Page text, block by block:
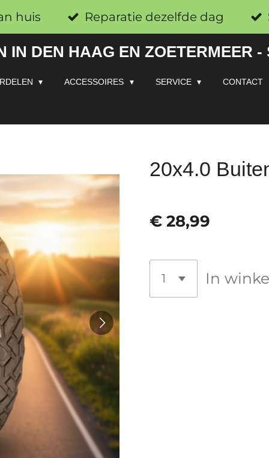
huis Reparatie dezelfde dag
IN DEN HAAG EN ZOETERMEER
ACCESSOIRES SERVICE CONTACT
20x4.0
€ 28,99
In